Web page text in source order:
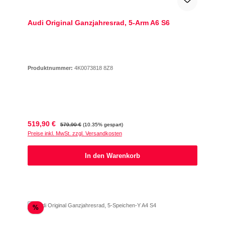
Audi Original Ganzjahresrad, 5-Arm A6 S6
Produktnummer: 4K0073818 8Z8
Verkaufspreis:
519,90 € Regulärer Preis:
579,90 € (10.35% gespart)
Preise inkl. MwSt. zzgl. Versandkosten
In den Warenkorb
%Rabatt